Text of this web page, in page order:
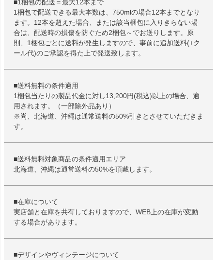
■1梱包の配送＝最大12本まで
1梱包で配送できる最大本数は、750mlの場合12本までとなり
ます。12本を超えた場合、または該当梱包に入りきらない場
合は、配送時の損傷を防ぐため2梱包～でお送りします。原
則、1梱包ごとに送料が発生しますので、事前に追加送料(+ク
ール代)のご承認を得た上で発送致します。
■送料無料の条件適用
1梱包当たりの製品代金に対し13,200円(税込)以上の場合、適
用されます。（一部除外品あり）
※尚、北海道、沖縄は通常送料の50%引きとさせていただきま
す。
■送料無料対象商品の条件適用エリア
北海道、沖縄は通常送料の50%を頂戴します。
■在庫について
実店舗と在庫を共有しておりますので、WEB上の在庫が変動
する場合があります。
■デザインやヴィンテージについて